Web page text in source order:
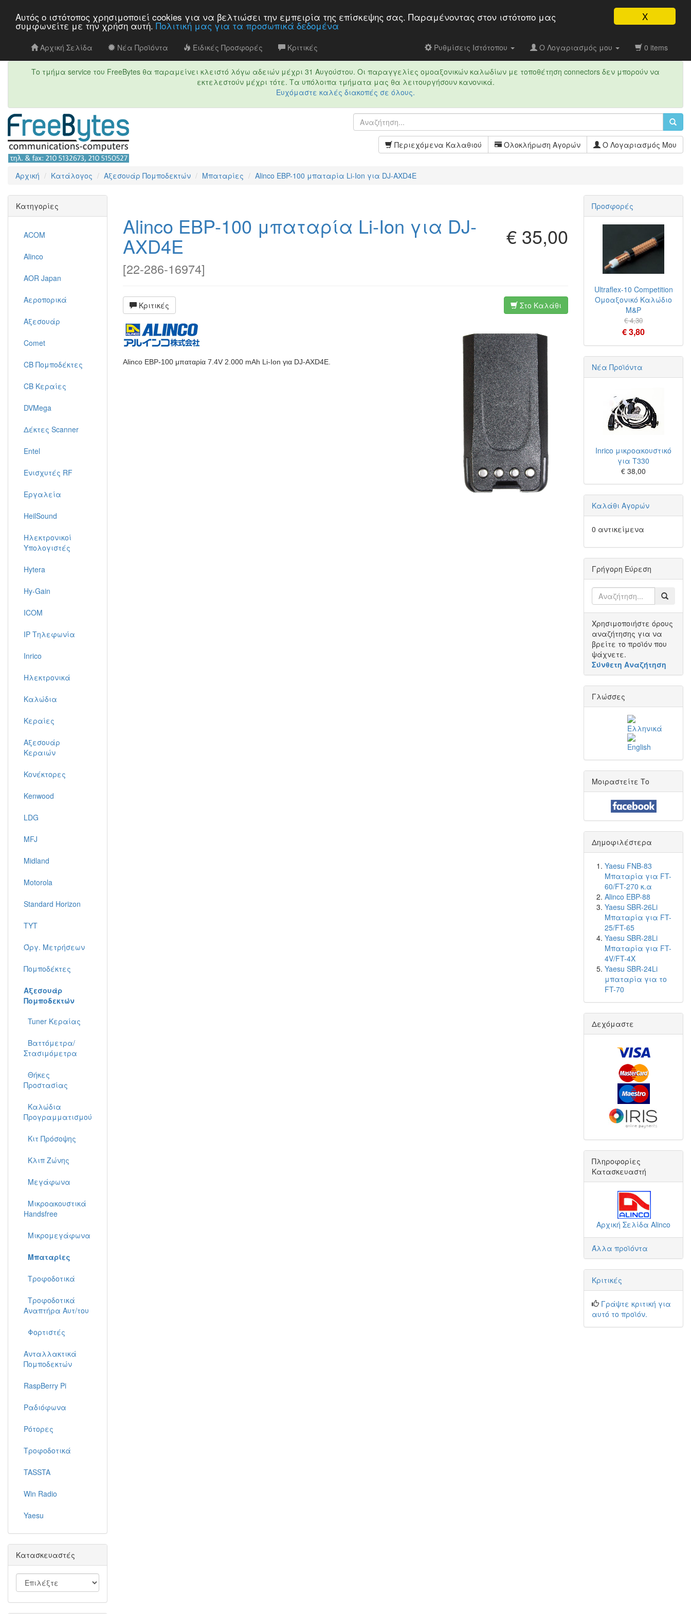
X
Αυτός ο ιστότοπος χρησιμοποιεί cookies για να βελτιώσει την εμπειρία της επίσκεψης σας. Παραμένοντας στον ιστότοπo μας
συμφωνείτε με την χρήση αυτή. Πολιτική μας για τα προσωπικά δεδομένα
Αρχική Σελίδα Νέα Προϊόντα Ειδικές Προσφορές Κριτικές Ρυθμίσεις Ιστότοπου Ο Λογαριασμός μου 0 items
Το τμήμα service του FreeBytes θα παραμείνει κλειστό λόγω αδειών μέχρι 31 Αυγούστου. Οι παραγγελίες ομοαξονικών καλωδίων με τοποθέτηση connectors δεν μπορούν να
εκτελεστούν μέχρι τότε. Τα υπόλοιπα τμήματα μας θα λειτουργήσουν κανονικά.
Ευχόμαστε καλές διακοπές σε όλους.
Περιεχόμενα Καλαθιού Ολοκλήρωση Αγορών Ο Λογαριασμός Μου
Αρχική Κατάλογος Αξεσουάρ Πομποδεκτών Μπαταρίες Alinco EBP-100 μπαταρία Li-Ion για DJ-AXD4E
€ 35,00
Alinco EBP-100 μπαταρία Li-Ion για DJ-
AXD4E
[22-286-16974]
Κριτικές Στο Καλάθι
Alinco EBP-100 μπαταρία 7.4V 2.000 mAh Li-Ion για DJ-AXD4E.
Κατηγορίες
ACOM
Alinco
AOR Japan
Αεροπορικά
Αξεσουάρ
Comet
CB Πομποδέκτες
CB Κεραίες
DVMega
Δέκτες Scanner
Entel
Ενισχυτές RF
Εργαλεία
HeilSound
Ηλεκτρονικοί
Υπολογιστές
Hytera
Hy-Gain
ICOM
IP Τηλεφωνία
Inrico
Ηλεκτρονικά
Καλώδια
Κεραίες
Αξεσουάρ
Κεραιών
Κονέκτορες
Kenwood
LDG
MFJ
Midland
Motorola
Standard Horizon
TYT
Όργ. Μετρήσεων
Πομποδέκτες
Αξεσουάρ
Πομποδεκτών
Tuner Κεραίας
Βαττόμετρα/
Στασιμόμετρα
Θήκες
Προστασίας
Καλώδια
Προγραμματισμού
Κιτ Πρόσοψης
Κλιπ Ζώνης
Μεγάφωνα
Μικροακουστικά
Handsfree
Μικρομεγάφωνα
Μπαταρίες
Τροφοδοτικά
Τροφοδοτικά
Αναπτήρα Αυτ/του
Φορτιστές
Ανταλλακτικά
Πομποδεκτών
RaspBerry Pi
Ραδιόφωνα
Ρότορες
Τροφοδοτικά
TASSTA
Win Radio
Yaesu
Κατασκευαστές
Προσφορές
Ultraflex-10 Competition
Ομοαξονικό Καλώδιο
M&P
€ 4,30
€ 3,80
Νέα Προϊόντα
Inrico μικροακουστικό
για T330
€ 38,00
Καλάθι Αγορών
0 αντικείμενα
Γρήγορη Εύρεση
Χρησιμοποιήστε όρους
αναζήτησης για να
βρείτε το προϊόν που
ψάχνετε.
Σύνθετη Αναζήτηση
Γλώσσες
Μοιραστείτε Το
Δημοφιλέστερα
Yaesu FNB-83
Μπαταρία για FT-
60/FT-270 κ.α
Alinco EBP-88
Yaesu SBR-26Li
Μπαταρία για FT-
25/FT-65
Yaesu SBR-28Li
Μπαταρία για FT-
4V/FT-4X
Yaesu SBR-24Li
μπαταρία για το
FT-70
Δεχόμαστε
Πληροφορίες
Κατασκευαστή
Αρχική Σελίδα Alinco
Άλλα προϊόντα
Κριτικές
Γράψτε κριτική για
αυτό το προϊόν.